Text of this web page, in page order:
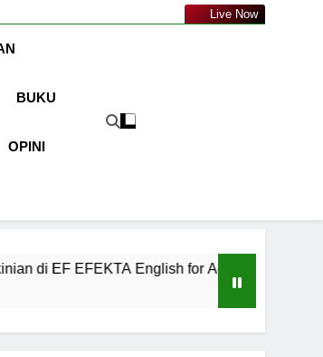
Live Now
BUKU
OPINI
English for Adults